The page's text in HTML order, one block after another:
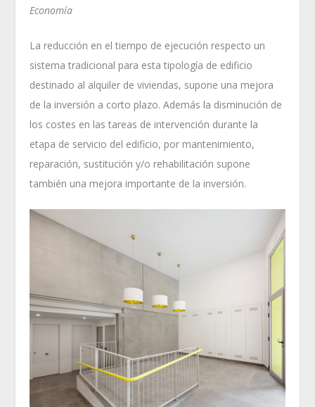
Economía
La reducción en el tiempo de ejecución respecto un
sistema tradicional para esta tipología de edificio
destinado al alquiler de viviendas, supone una mejora
de la inversión a corto plazo. Además la disminución de
los costes en las tareas de intervención durante la
etapa de servicio del edificio, por mantenimiento,
reparación, sustitución y/o rehabilitación supone
también una mejora importante de la inversión.